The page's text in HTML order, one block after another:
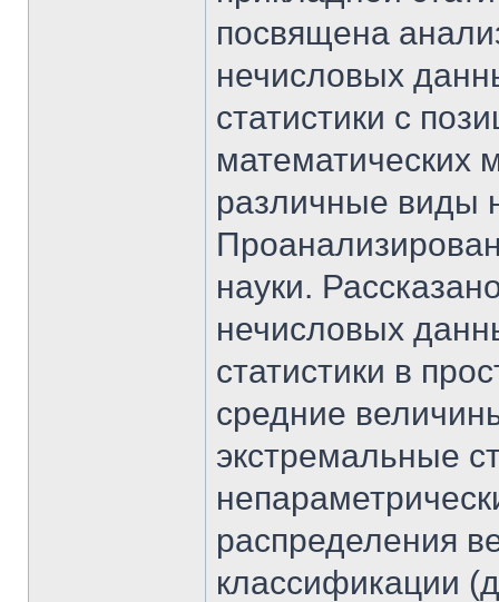
посвящена
нечисловых
статистики с
математических
различные виды
науки.
нечисловых
статистики в
средние
экстремальные
распределения
классификации